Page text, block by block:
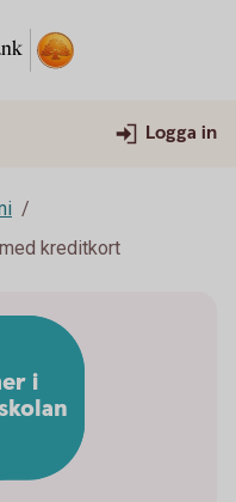
Logga in
kreditkort
i